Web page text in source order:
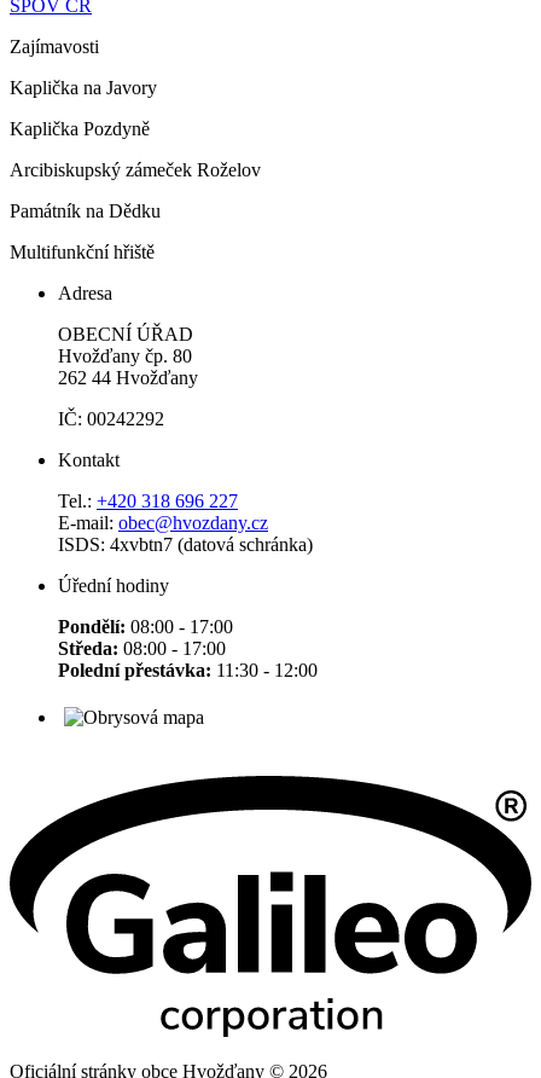
SPOV ČR
Zajímavosti
Kaplička na Javory
Kaplička Pozdyně
Arcibiskupský zámeček Roželov
Památník na Dědku
Multifunkční hřiště
Adresa
OBECNÍ ÚŘAD
Hvožďany čp. 80
262 44 Hvožďany
IČ: 00242292
Kontakt
Tel.: +420 318 696 227
E-mail: obec@hvozdany.cz
ISDS: 4xvbtn7 (datová schránka)
Úřední hodiny
Pondělí: 08:00 - 17:00
Středa: 08:00 - 17:00
Polední přestávka: 11:30 - 12:00
Oficiální stránky obce Hvožďany © 2026